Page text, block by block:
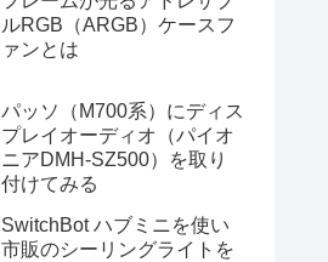
ルRGB（ARGB）ケースフ
ァンとは
パッソ（M700系）にディス
プレイオーディオ（パイオ
ニアDMH-SZ500）を取り
付けてみる
SwitchBot ハブミニを使い
市販のシーリングライトを